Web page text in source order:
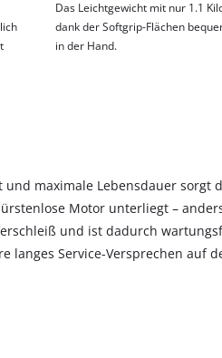
Das Leichtgewicht mit nur 1.1
dank der Softgrip-Flächen
in der Hand.
und maximale Lebensdauer sorgt
Motor unterliegt –
und ist dadurch
langes Service-Versprechen auf